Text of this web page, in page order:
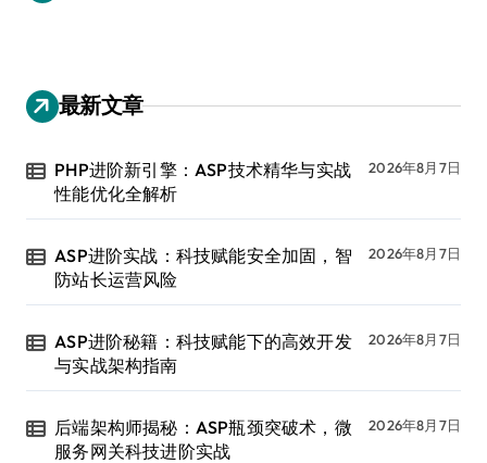
最新文章
PHP进阶新引擎：ASP技术精华与实战
性能优化全解析
2026年8月7日
ASP进阶实战：科技赋能安全加固，智
防站长运营风险
2026年8月7日
ASP进阶秘籍：科技赋能下的高效开发
与实战架构指南
2026年8月7日
后端架构师揭秘：ASP瓶颈突破术，微
服务网关科技进阶实战
2026年8月7日